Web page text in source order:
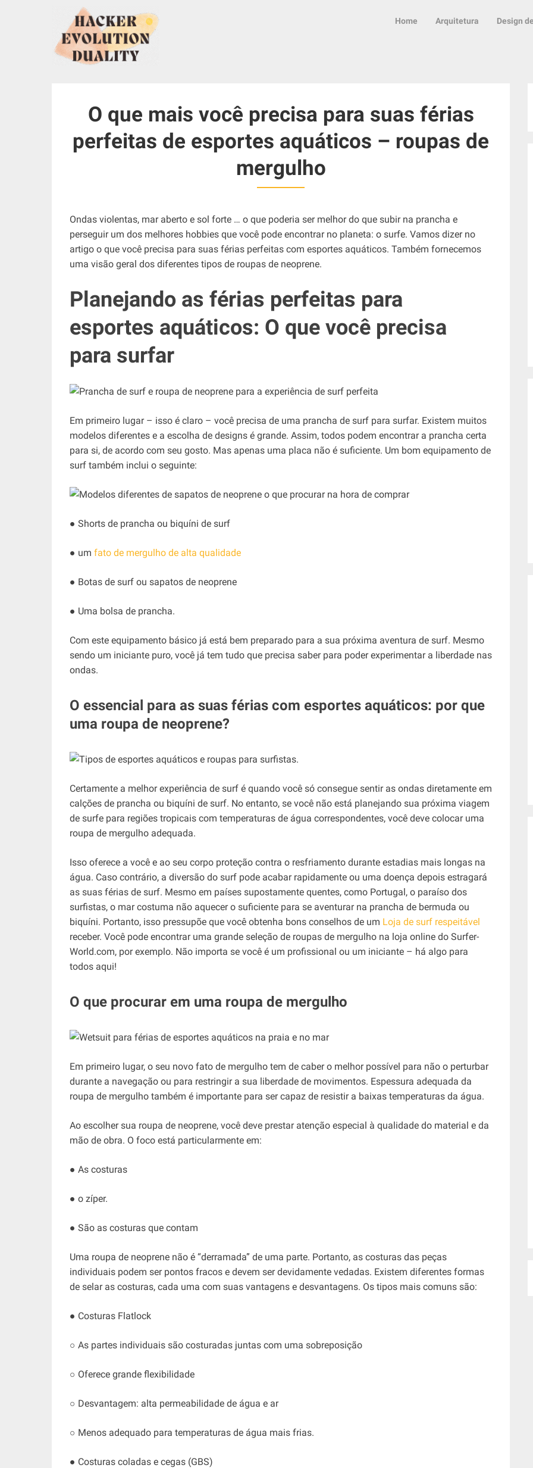
Home Arquitetura Design
O que mais você precisa para suas férias
perfeitas de esportes aquáticos – roupas de
mergulho
Ondas violentas, mar aberto e sol forte … o que poderia ser melhor do que subir na prancha e
perseguir um dos melhores hobbies que você pode encontrar no planeta: o surfe. Vamos dizer no
artigo o que você precisa para suas férias perfeitas com esportes aquáticos. Também fornecemos
uma visão geral dos diferentes tipos de roupas de neoprene.
Planejando as férias perfeitas para
esportes aquáticos: O que você precisa
para surfar
Em primeiro lugar – isso é claro – você precisa de uma prancha de surf para surfar. Existem muitos
modelos diferentes e a escolha de designs é grande. Assim, todos podem encontrar a prancha certa
para si, de acordo com seu gosto. Mas apenas uma placa não é suficiente. Um bom equipamento de
surf também inclui o seguinte:
● Shorts de prancha ou biquíni de surf
● um fato de mergulho de alta qualidade
● Botas de surf ou sapatos de neoprene
● Uma bolsa de prancha.
Com este equipamento básico já está bem preparado para a sua próxima aventura de surf. Mesmo
sendo um iniciante puro, você já tem tudo que precisa saber para poder experimentar a liberdade nas
ondas.
O essencial para as suas férias com esportes aquáticos: por que
uma roupa de neoprene?
Certamente a melhor experiência de surf é quando você só consegue sentir as ondas diretamente em
calções de prancha ou biquíni de surf. No entanto, se você não está planejando sua próxima viagem
de surfe para regiões tropicais com temperaturas de água correspondentes, você deve colocar uma
roupa de mergulho adequada.
Isso oferece a você e ao seu corpo proteção contra o resfriamento durante estadias mais longas na
água. Caso contrário, a diversão do surf pode acabar rapidamente ou uma doença depois estragará
as suas férias de surf. Mesmo em países supostamente quentes, como Portugal, o paraíso dos
surfistas, o mar costuma não aquecer o suficiente para se aventurar na prancha de bermuda ou
biquíni. Portanto, isso pressupõe que você obtenha bons conselhos de um Loja de surf respeitável
receber. Você pode encontrar uma grande seleção de roupas de mergulho na loja online do Surfer-
World.com, por exemplo. Não importa se você é um profissional ou um iniciante – há algo para
todos aqui!
O que procurar em uma roupa de mergulho
Em primeiro lugar, o seu novo fato de mergulho tem de caber o melhor possível para não o perturbar
durante a navegação ou para restringir a sua liberdade de movimentos. Espessura adequada da
roupa de mergulho também é importante para ser capaz de resistir a baixas temperaturas da água.
Ao escolher sua roupa de neoprene, você deve prestar atenção especial à qualidade do material e da
mão de obra. O foco está particularmente em:
● As costuras
● o zíper.
● São as costuras que contam
Uma roupa de neoprene não é “derramada” de uma parte. Portanto, as costuras das peças
individuais podem ser pontos fracos e devem ser devidamente vedadas. Existem diferentes formas
de selar as costuras, cada uma com suas vantagens e desvantagens. Os tipos mais comuns são:
● Costuras Flatlock
○ As partes individuais são costuradas juntas com uma sobreposição
○ Oferece grande flexibilidade
○ Desvantagem: alta permeabilidade de água e ar
○ Menos adequado para temperaturas de água mais frias.
● Costuras coladas e cegas (GBS)